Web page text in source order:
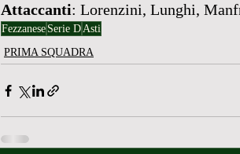
Attaccanti: Lorenzini, Lunghi,
Fezzanese Serie DAsti
PRIMA SQUADRA